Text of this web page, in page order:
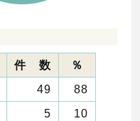
件 数
％
49
88
5
10